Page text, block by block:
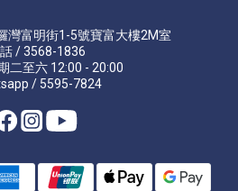
灣富明街1-5號寶富大樓2M室
/ 3568-1836
二至六 12:00 - 20:00
/ 5595-7824